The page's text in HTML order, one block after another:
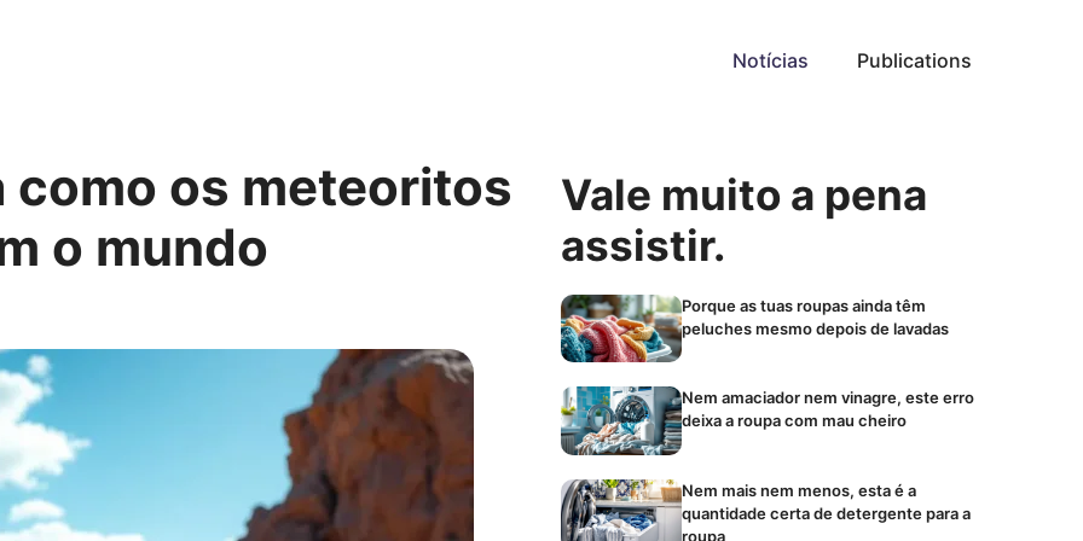
Notícias Publications
como os meteoritos
o mundo
Vale muito a pena
assistir.
Porque as tuas roupas ainda têm
peluches mesmo depois de lavadas
Nem amaciador nem vinagre, este erro
deixa a roupa com mau cheiro
Nem mais nem menos, esta é a
quantidade certa de detergente para a
roupa